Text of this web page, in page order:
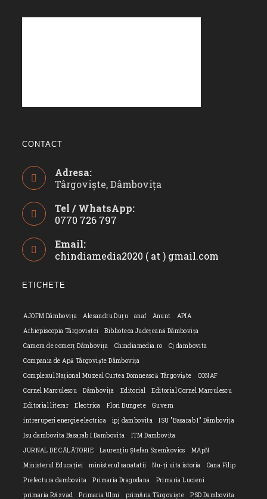
CONTACT
Adresa:
Târgoviște, Dâmbovița
Tel / WhatsApp:
0770 726 797
in
your
Email:
chindiamedia2020 ( at ) gmail.com
ETICHETE
AJOFM Dâmbovița Alesandru Duțu anaf Anunt
APIA
Arhiepiscopia Târgoviștei
Biblioteca Județeană Dâmbovița
Camera de comerț Dâmbovița
Chindiamedia.ro
Cj dambovita
Compania de Apă Târgoviște Dâmbovița
Complexul Național Muzeal Curtea Domnească Târgoviște
CONAF
Cornel Marculescu
Dâmbovița Editorial
Editorial Cornel Marculescu
Editorial literar
Electrica Flori Bungete
Guvern
intreruperi energie electrica
ipj dambovita
ISU "Basarab I" Dâmbovița
Isu dambovita Basarab I Dambovita
ITM Dambovita
JURNAL DE CĂLĂTORIE
Laurențiu Ștefan Szemkovics
MApN
Ministerul Educației
ministerul sanatatii Nu-ți uita istoria
Oana Filip
Prefectura dambovita
Primaria Dragodana
Primaria Lucieni
primaria Răzvad
Primaria Ulmi primăria Târgoviște PSD Dambovita